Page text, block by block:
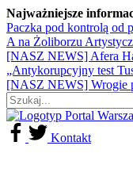
Najważniejsze
Paczka pod kontrolą od
A na Żoliborzu
[NASZ NEWS] Afera
„Antykorupcyjny test
[NASZ NEWS] Wrogie
Kontakt